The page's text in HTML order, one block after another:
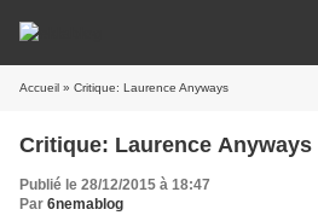
Accueil » Critique: Laurence Anyways
Critique: Laurence Anyways
Publié le 28/12/2015 à 18:47
Par 6nemablog